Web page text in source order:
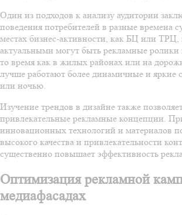
Один из подходов к анализу аудитории
поведения потребителей в разные времена
местах бизнес-активности, как БЦ или ТРЦ,
актуальными могут быть рекламные ролики
то время как в жилых районах или на
лучше работают более динамичные и яркие
или ночью.
Изучение трендов в дизайне также
привлекательные рекламные концепции.
инновационных технологий и материалов
высокого качества и привлекательности
существенно повышает эффективность
Оптимизация рекламной
медиафасадах